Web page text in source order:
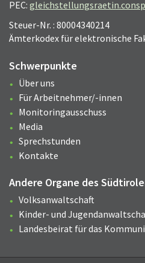
PEC:
Steuer-Nr. : 80004340214
Ämterkodex für elektronische
Schwerpunkte
Über uns
Für Arbeitnehmer/-innen
Monitoringausschuss
Media
Sprechstunden
Kontakte
Andere Organe des
Volksanwaltschaft
Kinder- und
Landesbeirat für das